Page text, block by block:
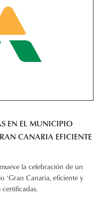
EN EL MUNICIPIO
CANARIA EFICIENTE
la celebración de un
‘Gran Canaria, eficiente y
certificadas.